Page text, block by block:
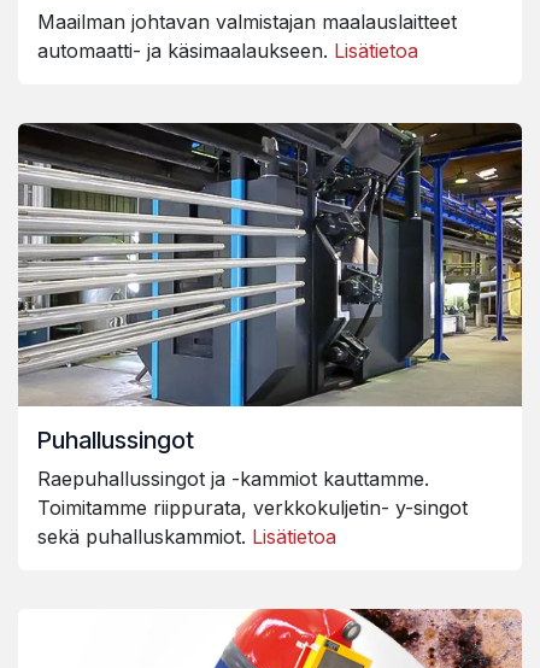
Maailman johtavan valmistajan maalauslaitteet
automaatti- ja käsimaalaukseen. Lisätietoa
Puhallussingot
Raepuhallussingot ja -kammiot kauttamme.
Toimitamme riippurata, verkkokuljetin- y-singot
sekä puhalluskammiot. Lisätietoa